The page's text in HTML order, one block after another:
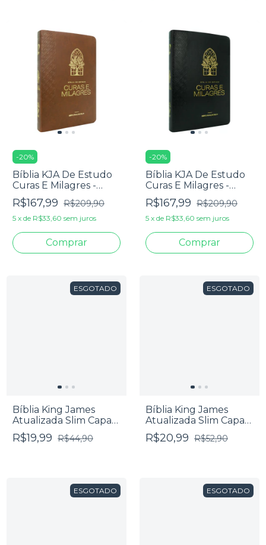
-20%
Bíblia KJA De Estudo
Curas E Milagres -
Capa Luxo Marrom
R$167,99 R$209,90
5 x de R$33,60 sem juros
-20%
Bíblia KJA De Estudo
Curas E Milagres -
Capa Luxo Preta
R$167,99 R$209,90
5 x de R$33,60 sem juros
ESGOTADO
Bíblia King James
Atualizada Slim Capa
Dura Leão Rei Dos Reis
R$19,99 R$44,90
ESGOTADO
Bíblia King James
Atualizada Slim Capa
Dura Leão Adonai
R$20,99 R$52,90
ESGOTADO ESGOTADO